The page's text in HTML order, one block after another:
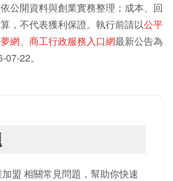
公開資料與創業實務整理；成本、回
，不代表獲利保證。執行前請以公平
網、 商工行政服務入口網最新公告為
22。
盟 相關常見問題，幫助你快速